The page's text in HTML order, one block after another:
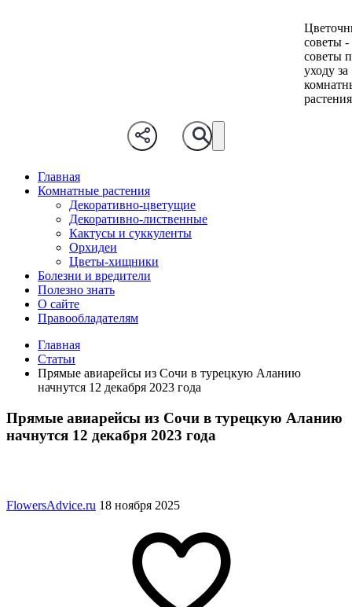
советы -
советы
уходу за
Главная
Комнатные растения
Декоративно-цветущие
Декоративно-лиственные
Кактусы и суккуленты
Орхидеи
Цветы-хищники
Болезни и вредители
Полезно знать
О сайте
Правообладателям
Главная
Статьи
Прямые авиарейсы из Сочи в турецкую Аланию
начнутся 12 декабря 2023 года
Прямые авиарейсы из Сочи в турецкую Аланию
начнутся 12 декабря 2023 года
FlowersAdvice.ru 18 ноября 2025